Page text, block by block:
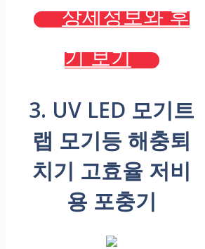
상세정보와 후
기 보기
3. UV LED 모기트
랩 모기등 해충퇴
치기 고효율 저비
용 포충기